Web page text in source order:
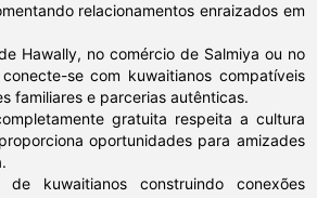
relacionamentos enraizados em
Hawally, no comércio de Salmiya ou no
se com kuwaitianos compatíveis
familiares e parcerias autênticas.
gratuita respeita a cultura
oportunidades para amizades
kuwaitianos construindo conexões